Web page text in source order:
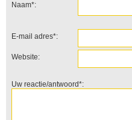
Naam*:
E-mail adres*:
Website:
Uw reactie/antwoord*: